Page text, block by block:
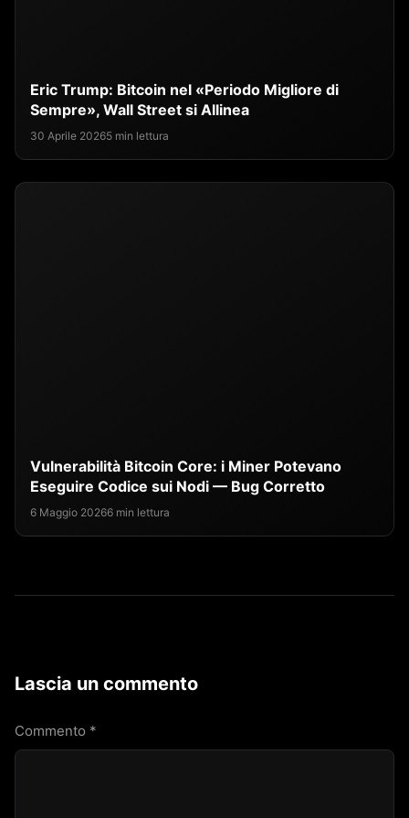
Eric Trump: Bitcoin nel «Periodo Migliore di
Sempre», Wall Street si Allinea
30 Aprile 20265 min lettura
Vulnerabilità Bitcoin Core: i Miner Potevano
Eseguire Codice sui Nodi — Bug Corretto
6 Maggio 20266 min lettura
Lascia un commento
Commento *